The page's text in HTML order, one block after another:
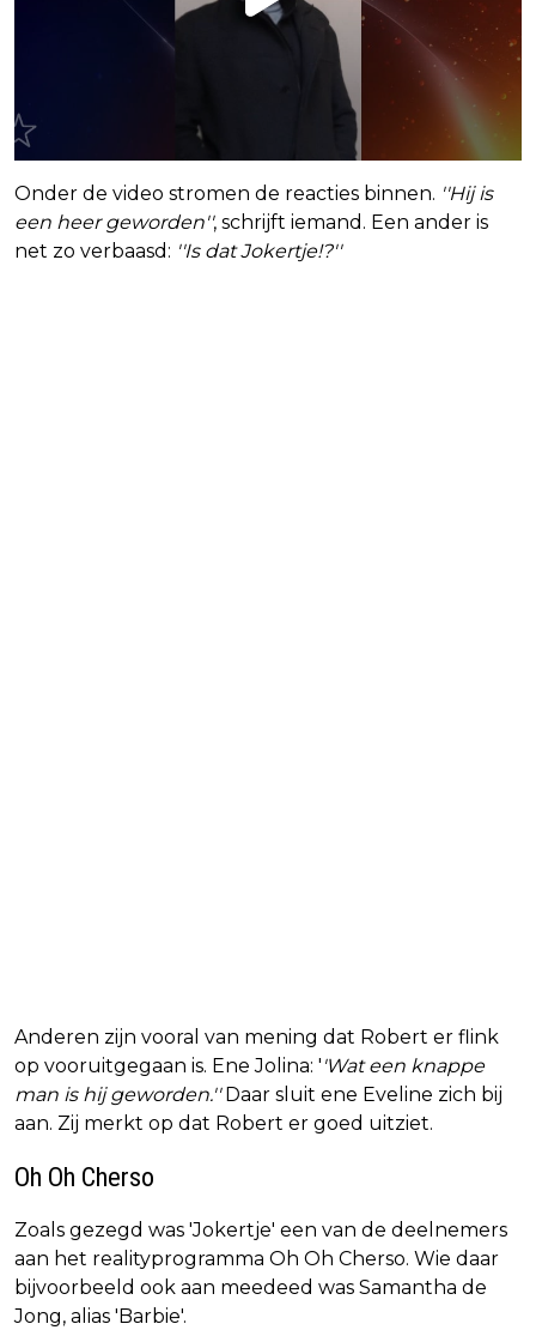
Onder de video stromen de reacties binnen. ''Hij is
een heer geworden'', schrijft iemand. Een ander is
net zo verbaasd: ''Is dat Jokertje!?''
Anderen zijn vooral van mening dat Robert er flink
op vooruitgegaan is. Ene Jolina: ' 'Wat een knappe
man is hij geworden.''Daar sluit ene Eveline zich bij
aan. Zij merkt op dat Robert er goed uitziet.
Oh Oh Cherso
Zoals gezegd was 'Jokertje' een van de deelnemers
aan het realityprogramma Oh Oh Cherso. Wie daar
bijvoorbeeld ook aan meedeed was Samantha de
Jong, alias 'Barbie'.